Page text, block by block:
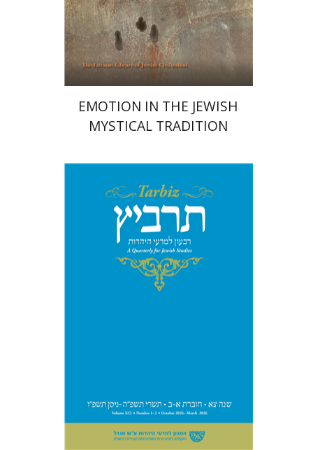
הנחת אתר ספר מודפס
$85
$76
EMOTION IN THE JEWISH
MYSTICAL TRADITION
מיכאל סיגל יהונתן גארב
$63
$57